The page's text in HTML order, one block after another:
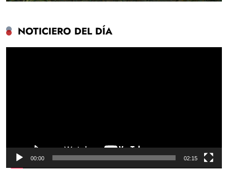
NOTICIERO DEL DÍA
00:00 02:15